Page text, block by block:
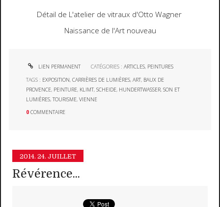
Détail de L'atelier de vitraux d'Otto Wagner
Naissance de l'Art nouveau
LIEN PERMANENT CATÉGORIES :ARTICLES, PEINTURES
TAGS : EXPOSITION,CARRIÈRES DE LUMIÈRES,ART, BAUX DE
PROVENCE, PEINTURE, KLIMT,SCHEIDE, HUNDERTWASSER,SON ET
LUMIÈRES,TOURISME,VIENNE
0 COMMENTAIRE
2014. 24. JUILLET
Révérence...